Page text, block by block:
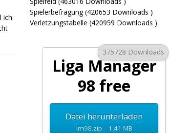
ich
Spielerbefragung (420653 Downloads )
Verletzungstabelle (420959 Downloads )
375728 Downloads
Liga Manager
98 free
Datei herunterladen
lm98.zip – 1,41 MB